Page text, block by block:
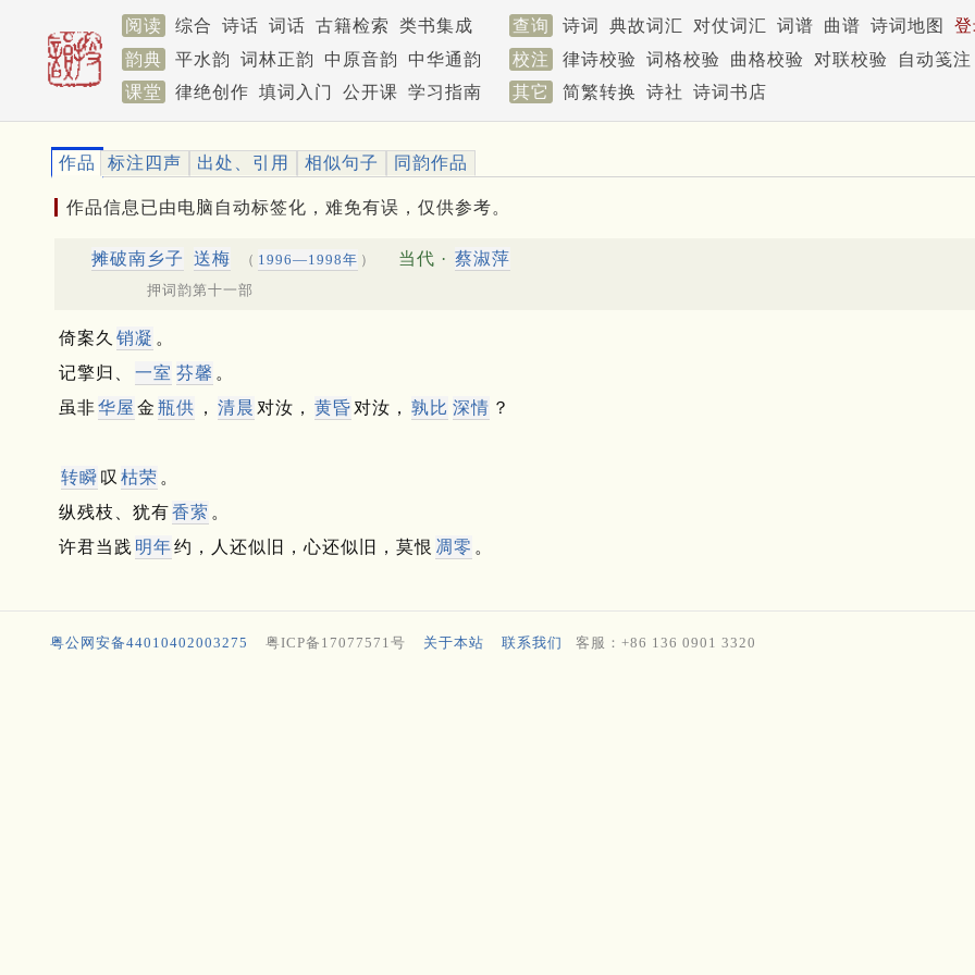
阅读 综合 诗话 词话 古籍检索 类书集成 查询 诗词 典故词汇 对仗词汇 词谱 曲谱 诗词地图
韵典
平水韵 词林正韵 中原音韵 中华通韵 校注 律诗校验 词格校验 曲格校验 对联校验
自动笺注
课堂
律绝创作 填词入门 公开课 学习指南 其它 简繁转换 诗社 诗词书店
作品 标注四声 出处、引用 相似句子 同韵作品
作品信息已由电脑自动标签化，难免有误，仅供参考。
摊破南乡子 送梅 （ 1996—1998年 ） 当代 · 蔡淑萍
押词韵第十一部
倚案久 销凝 。
记擎归、
一室 芬馨 。
虽非华屋 金 瓶供 ， 清晨 对汝， 黄昏 对汝， 孰比 深情 ？
转瞬 叹 枯荣 。
纵残枝、犹有香萦 。
许君当践 明年约，人还似旧，心还似旧，莫恨 凋零 。
粤公网安备44010402003275 粤ICP备17077571号 关于本站 联系我们 客服：+86 136 0901 3320